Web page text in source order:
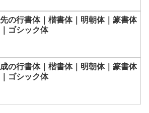
先の行書体｜楷書体｜明朝体｜篆書体
｜ゴシック体
成の行書体｜楷書体｜明朝体｜篆書体
｜ゴシック体